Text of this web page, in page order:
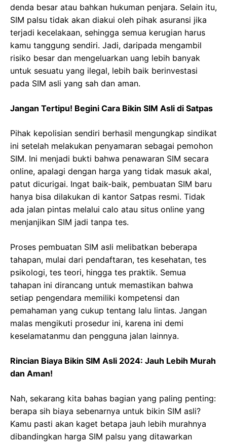
denda besar atau bahkan hukuman penjara. Selain itu,
SIM palsu tidak akan diakui oleh pihak asuransi jika
terjadi kecelakaan, sehingga semua kerugian harus
kamu tanggung sendiri. Jadi, daripada mengambil
risiko besar dan mengeluarkan uang lebih banyak
untuk sesuatu yang ilegal, lebih baik berinvestasi
pada SIM asli yang sah dan aman.
Jangan Tertipu! Begini Cara Bikin SIM Asli di Satpas
Pihak kepolisian sendiri berhasil mengungkap sindikat
ini setelah melakukan penyamaran sebagai pemohon
SIM. Ini menjadi bukti bahwa penawaran SIM secara
online, apalagi dengan harga yang tidak masuk akal,
patut dicurigai. Ingat baik-baik, pembuatan SIM baru
hanya bisa dilakukan di kantor Satpas resmi. Tidak
ada jalan pintas melalui calo atau situs online yang
menjanjikan SIM jadi tanpa tes.
Proses pembuatan SIM asli melibatkan beberapa
tahapan, mulai dari pendaftaran, tes kesehatan, tes
psikologi, tes teori, hingga tes praktik. Semua
tahapan ini dirancang untuk memastikan bahwa
setiap pengendara memiliki kompetensi dan
pemahaman yang cukup tentang lalu lintas. Jangan
malas mengikuti prosedur ini, karena ini demi
keselamatanmu dan pengguna jalan lainnya.
Rincian Biaya Bikin SIM Asli 2024: Jauh Lebih Murah
dan Aman!
Nah, sekarang kita bahas bagian yang paling penting:
berapa sih biaya sebenarnya untuk bikin SIM asli?
Kamu pasti akan kaget betapa jauh lebih murahnya
dibandingkan harga SIM palsu yang ditawarkan